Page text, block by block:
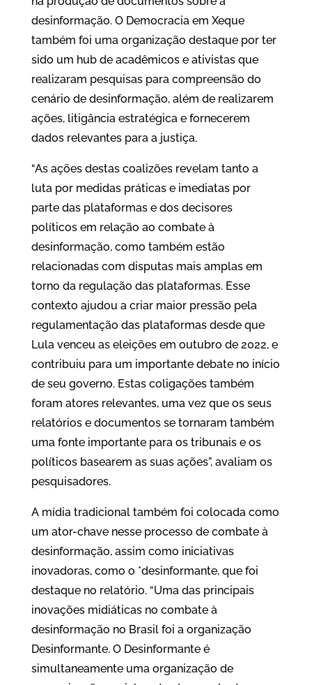
desinformação. O Democracia em Xeque
também foi uma organização destaque por ter
sido um hub de acadêmicos e ativistas que
realizaram pesquisas para compreensão do
cenário de desinformação, além de realizarem
ações, litigância estratégica e fornecerem
dados relevantes para a justiça.
“As ações destas coalizões revelam tanto a
luta por medidas práticas e imediatas por
parte das plataformas e dos decisores
políticos em relação ao combate à
desinformação, como também estão
relacionadas com disputas mais amplas em
torno da regulação das plataformas. Esse
contexto ajudou a criar maior pressão pela
regulamentação das plataformas desde que
Lula venceu as eleições em outubro de 2022, e
contribuiu para um importante debate no início
de seu governo. Estas coligações também
foram atores relevantes, uma vez que os seus
relatórios e documentos se tornaram também
uma fonte importante para os tribunais e os
políticos basearem as suas ações”, avaliam os
pesquisadores.
A mídia tradicional também foi colocada como
um ator-chave nesse processo de combate à
desinformação, assim como iniciativas
inovadoras, como o *desinformante, que foi
destaque no relatório. “Uma das principais
inovações midiáticas no combate à
desinformação no Brasil foi a organização
Desinformante. O Desinformante é
simultaneamente uma organização de